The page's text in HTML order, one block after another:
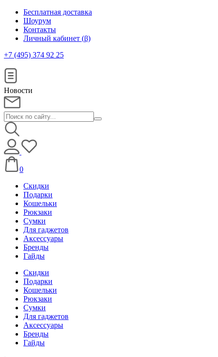
Бесплатная доставка
Шоурум
Контакты
Личный кабинет (β)
+7 (495) 374 92 25
Новости
0
Скидки
Подарки
Кошельки
Рюкзаки
Сумки
Для гаджетов
Аксессуары
Бренды
Гайды
Скидки
Подарки
Кошельки
Рюкзаки
Сумки
Для гаджетов
Аксессуары
Бренды
Гайды